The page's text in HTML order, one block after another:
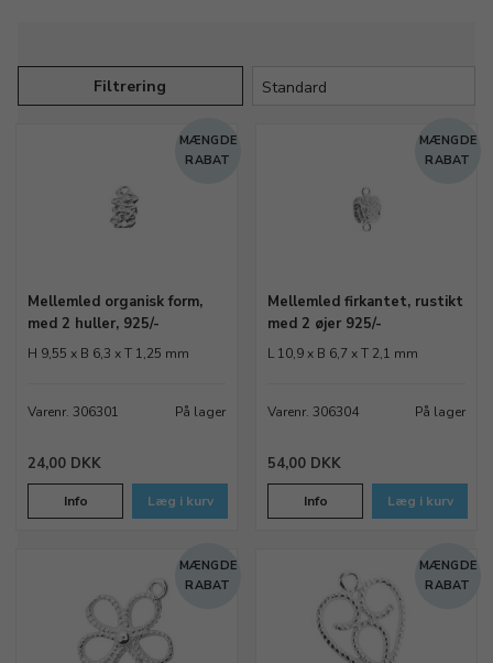
I denne kategori finder du mellemled i mange former,
størrelser og materialer – lige fra enkle metalløbke til
mønstre. De kan bruges til at forlænge smykker, skabe
dit design sammen på en kreativ måde.
Charms / Mellemled, såsom vedhæng, charms eller
modeller med sten og fatninger. Find præcis de
komponenter, der passer til dit personlige smykkeudtryk.
Filtrering
MÆNGDE
RABAT
Mellemled organisk form,
med 2 huller, 925/-
H 9,55 x B 6,3 x T 1,25 mm
Varenr. 306301 På lager
24,00 DKK
Info Læg i kurv
MÆNGDE
RABAT
Mellemled firkantet, rustikt
med 2 øjer 925/-
L 10,9 x B 6,7 x T 2,1 mm
Varenr. 306304 På lager
54,00 DKK
Info Læg i kurv
MÆNGDE
RABAT
MÆNGDE
RABAT